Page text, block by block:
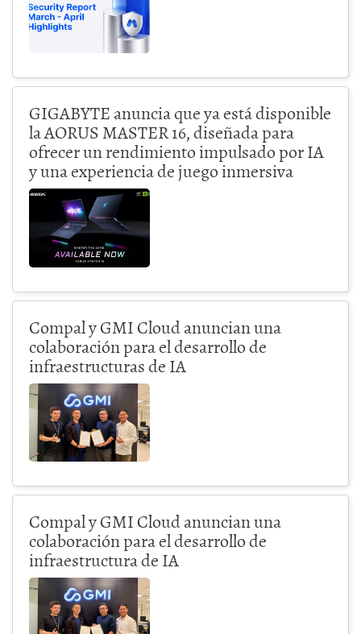
GIGABYTE anuncia que ya está disponible
la AORUS MASTER 16, diseñada para
ofrecer un rendimiento impulsado por IA
y una experiencia de juego inmersiva
Compal y GMI Cloud anuncian una
colaboración para el desarrollo de
infraestructuras de IA
Compal y GMI Cloud anuncian una
colaboración para el desarrollo de
infraestructura de IA